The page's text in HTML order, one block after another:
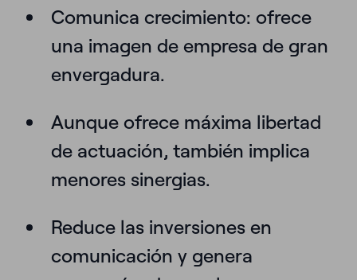
Comunica crecimiento: ofrece
una imagen de empresa de gran
envergadura.
Aunque ofrece máxima libertad
de actuación, también implica
menores sinergias.
Reduce las inversiones en
comunicación y genera